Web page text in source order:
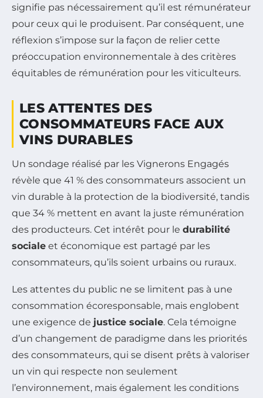
signifie pas nécessairement qu’il est rémunérateur
pour ceux qui le produisent. Par conséquent, une
réflexion s’impose sur la façon de relier cette
préoccupation environnementale à des critères
équitables de rémunération pour les viticulteurs.
LES ATTENTES DES
CONSOMMATEURS FACE AUX
VINS DURABLES
Un sondage réalisé par les Vignerons Engagés
révèle que 41 % des consommateurs associent un
vin durable à la protection de la biodiversité, tandis
que 34 % mettent en avant la juste rémunération
des producteurs. Cet intérêt pour le durabilité
sociale et économique est partagé par les
consommateurs, qu’ils soient urbains ou ruraux.
Les attentes du public ne se limitent pas à une
consommation écoresponsable, mais englobent
une exigence de justice sociale. Cela témoigne
d’un changement de paradigme dans les priorités
des consommateurs, qui se disent prêts à valoriser
un vin qui respecte non seulement
l’environnement, mais également les conditions